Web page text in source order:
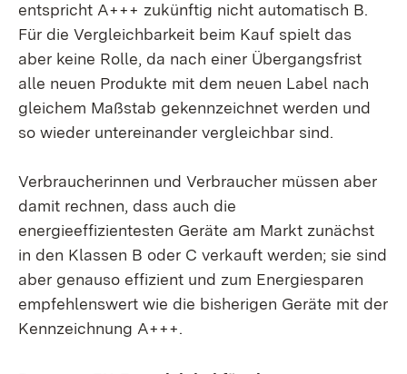
entspricht A+++ zukünftig nicht automatisch B.
Für die Vergleichbarkeit beim Kauf spielt das
aber keine Rolle, da nach einer Übergangsfrist
alle neuen Produkte mit dem neuen Label nach
gleichem Maßstab gekennzeichnet werden und
so wieder untereinander vergleichbar sind.
Verbraucherinnen und Verbraucher müssen aber
damit rechnen, dass auch die
energieeffizientesten Geräte am Markt zunächst
in den Klassen B oder C verkauft werden; sie sind
aber genauso effizient und zum Energiesparen
empfehlenswert wie die bisherigen Geräte mit der
Kennzeichnung A+++.